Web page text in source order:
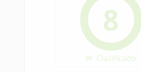
8
Clasificado